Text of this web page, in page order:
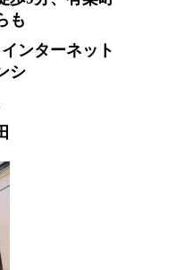
も
ンターネット
シ